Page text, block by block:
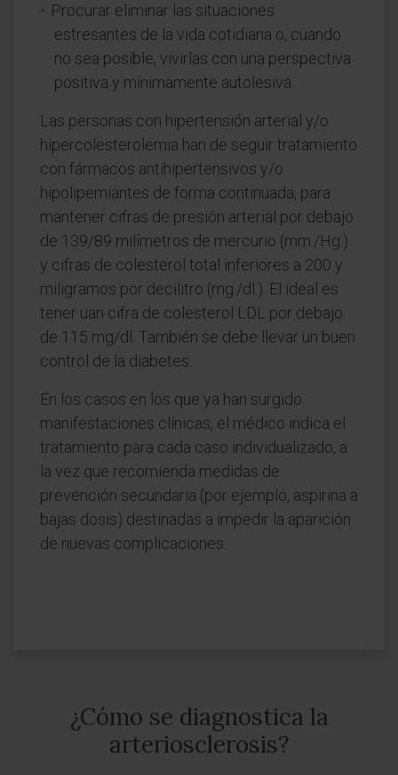
Procurar eliminar las situaciones
estresantes de la vida cotidiana o, cuando
no sea posible, vivirlas con una perspectiva
positiva y mínimamente autolesiva.
Las personas con hipertensión arterial y/o
hipercolesterolemia han de seguir tratamiento
con fármacos antihipertensivos y/o
hipolipemiantes de forma continuada, para
mantener cifras de presión arterial por debajo
de 139/89 milímetros de mercurio (mm./Hg.)
y cifras de colesterol total inferiores a 200 y
miligramos por decilitro (mg./dl.). El ideal es
tener uan cifra de colesterol LDL por debajo
de 115 mg/dl. También se debe llevar un buen
control de la diabetes.
En los casos en los que ya han surgido
manifestaciones clínicas, el médico indica el
tratamiento para cada caso individualizado, a
la vez que recomienda medidas de
prevención secundaria (por ejemplo, aspirina a
bajas dosis) destinadas a impedir la aparición
de nuevas complicaciones.
¿Cómo se diagnostica la
arteriosclerosis?